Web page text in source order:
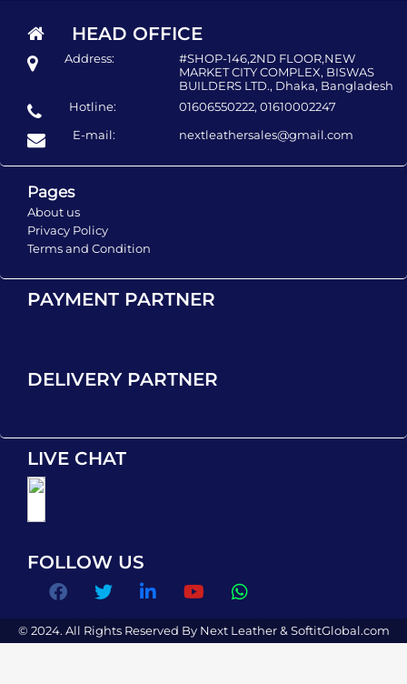
HEAD OFFICE
Address:
#SHOP-146,2ND FLOOR,NEW
MARKET CITY COMPLEX, BISWAS
BUILDERS LTD., Dhaka, Bangladesh
Hotline:
01606550222, 01610002247
E-mail:
nextleathersales@gmail.com
Pages
About us
Privacy Policy
Terms and Condition
PAYMENT PARTNER
DELIVERY PARTNER
LIVE CHAT
FOLLOW US
© 2024. All Rights Reserved By Next Leather &SoftitGlobal.com